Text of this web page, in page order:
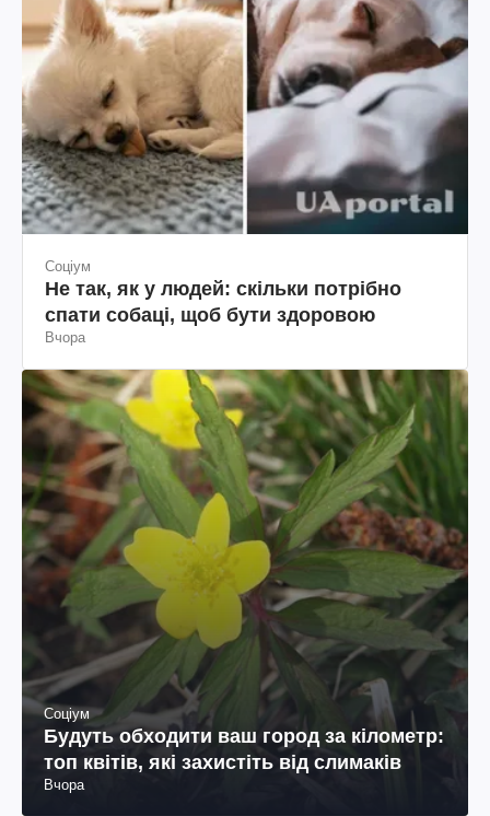
Соціум
Не так, як у людей: скільки потрібно
спати собаці, щоб бути здоровою
Вчора
Соціум
Будуть обходити ваш город за кілометр:
топ квітів, які захистіть від слимаків
Вчора